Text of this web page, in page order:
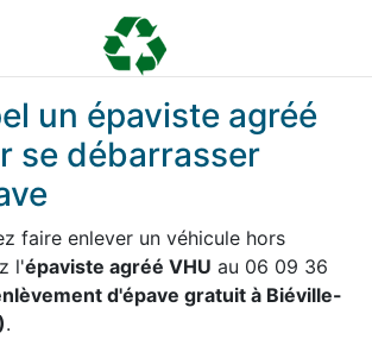
un épaviste agréé
se débarrasser
faire enlever un véhicule hors
l'épaviste agréé VHU au 06 09 36
d'épave gratuit à Biéville-
.